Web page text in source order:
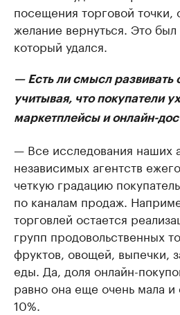
посещения торговой
желание вернуться. Это
который удался.
— Есть ли смысл развивать
учитывая, что покупатели
маркетплейсы и онлайн-
— Все исследования наших
независимых агентств
четкую градацию
по каналам продаж.
торговлей остается
групп продовольственных
фруктов, овощей, выпечки,
еды. Да, доля онлайн-
равно она еще очень мала и
10%.